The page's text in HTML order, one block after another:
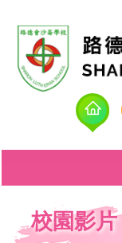
校園影片